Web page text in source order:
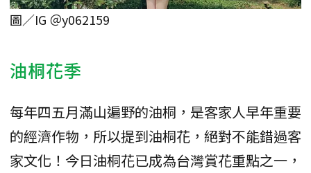
圖／IG ＠y062159
油桐花季
每年四五月滿山遍野的油桐，是客家人早年重要
的經濟作物，所以提到油桐花，絕對不能錯過客
家文化！今日油桐花已成為台灣賞花重點之一，